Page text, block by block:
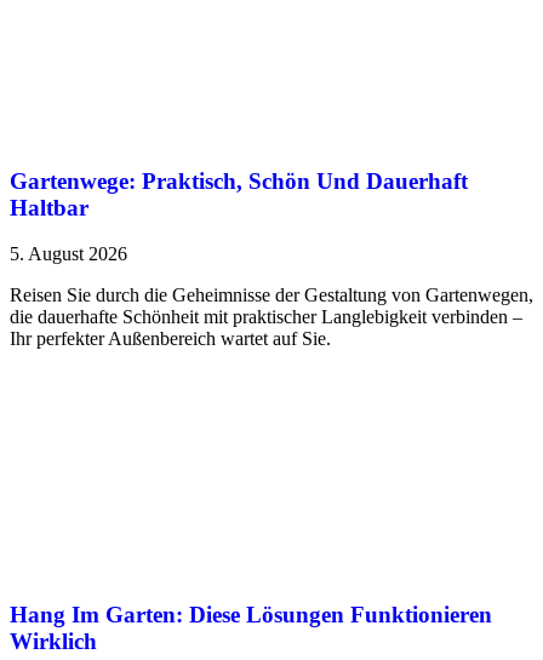
Gartenwege: Praktisch, Schön Und Dauerhaft
Haltbar
5. August 2026
Reisen Sie durch die Geheimnisse der Gestaltung von Gartenwegen,
die dauerhafte Schönheit mit praktischer Langlebigkeit verbinden –
Ihr perfekter Außenbereich wartet auf Sie.
Hang Im Garten: Diese Lösungen Funktionieren
Wirklich